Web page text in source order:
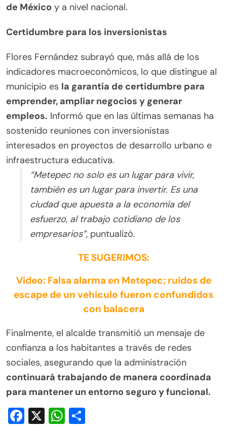
de México y a nivel nacional.
Certidumbre para los inversionistas
Flores Fernández subrayó que, más allá de los
indicadores macroeconómicos, lo que distingue al
municipio es la garantía de certidumbre para
emprender, ampliar negocios y generar
empleos. Informó que en las últimas semanas ha
sostenido reuniones con inversionistas
interesados en proyectos de desarrollo urbano e
infraestructura educativa.
“Metepec no solo es un lugar para vivir,
también es un lugar para invertir. Es una
ciudad que apuesta a la economía del
esfuerzo, al trabajo cotidiano de los
empresarios”, puntualizó.
TE SUGERIMOS:
Video: Falsa alarma en Metepec; ruidos de
escape de un vehículo fueron confundidos
con balacera
Finalmente, el alcalde transmitió un mensaje de
confianza a los habitantes a través de redes
sociales, asegurando que la administración
continuará trabajando de manera coordinada
para mantener un entorno seguro y funcional.
Facebook
X WhatsApp